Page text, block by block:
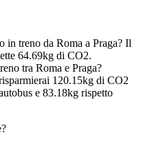
in treno da Roma a Praga? Il
64.69kg di CO2.
tra Roma e Praga?
120.15kg di CO2
e 83.18kg rispetto